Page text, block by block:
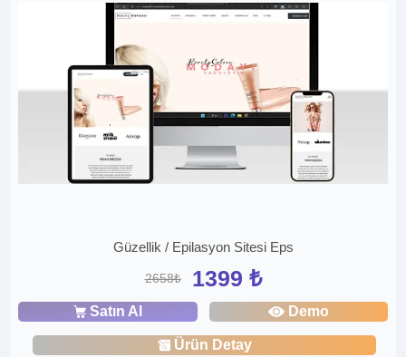
Güzellik / Epilasyon Sitesi Eps
2658₺ 1399 ₺
Satın Al Demo
Ürün Detay